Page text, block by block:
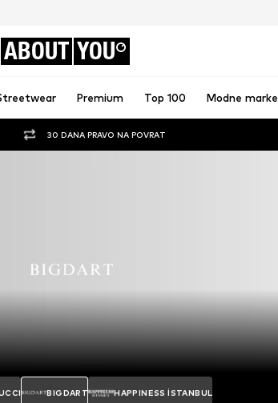
ABOUT YOU
Premium Top 100 Modne marke
30 DANA PRAVO NA POVRAT
BIGDART HAPPINESS İSTANBUL